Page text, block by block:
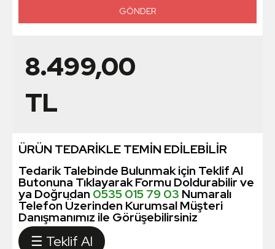
8.499,00
TL
ÜRÜN TEDARİKLE TEMİN EDİLEBİLİR
Tedarik Talebinde Bulunmak için Teklif Al
Butonuna Tıklayarak Formu Doldurabilir ve
ya Doğrudan 0535 015 79 03 Numaralı
Telefon Üzerinden Kurumsal Müşteri
Danışmanımız ile Görüşebilirsiniz
☰ Teklif Al